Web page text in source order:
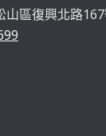
山區復興北路